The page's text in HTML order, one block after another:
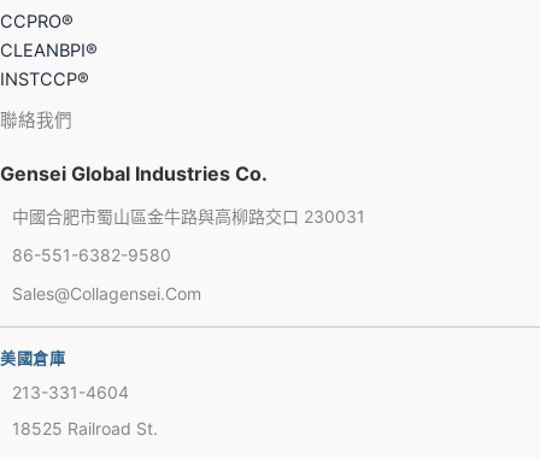
CCPRO®
CLEANBPI®
INSTCCP®
聯絡我們
Gensei Global Industries Co.
中國合肥市蜀山區金牛路與高柳路交口 230031
86-551-6382-9580
Sales@collagensei.com
美國倉庫
213-331-4604
18525 Railroad St.